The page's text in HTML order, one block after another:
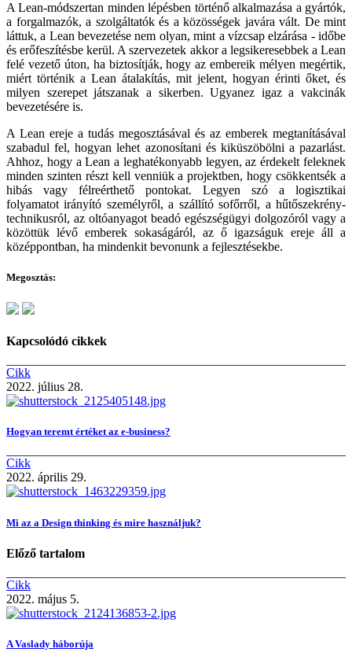
A Lean-módszertan minden lépésben történő alkalmazása a gyártók,
a forgalmazók, a szolgáltatók és a közösségek javára vált. De mint
láttuk, a Lean bevezetése nem olyan, mint a vízcsap elzárása - időbe
és erőfeszítésbe kerül. A szervezetek akkor a legsikeresebbek a Lean
felé vezető úton, ha biztosítják, hogy az embereik mélyen megértik,
miért történik a Lean átalakítás, mit jelent, hogyan érinti őket, és
milyen szerepet játszanak a sikerben. Ugyanez igaz a vakcinák
bevezetésére is.
A Lean ereje a tudás megosztásával és az emberek megtanításával
szabadul fel, hogyan lehet azonosítani és kiküszöbölni a pazarlást.
Ahhoz, hogy a Lean a leghatékonyabb legyen, az érdekelt feleknek
minden szinten részt kell venniük a projektben, hogy csökkentsék a
hibás vagy félreérthető pontokat. Legyen szó a logisztikai
folyamatot irányító személyről, a szállító sofőrről, a hűtőszekrény-
technikusról, az oltóanyagot beadó egészségügyi dolgozóról vagy a
közöttük lévő emberek sokaságáról, az ő igazságuk ereje áll a
középpontban, ha mindenkit bevonunk a fejlesztésekbe.
Megosztás:
Kapcsolódó cikkek
Cikk
2022. július 28.
Hogyan teremt értéket az e-business?
Cikk
2022. április 29.
Mi az a Design thinking és mire használjuk?
Előző tartalom
Cikk
2022. május 5.
A Vaslady háborúja